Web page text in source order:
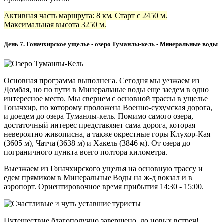
Активная часть маршрута: 8 км. Старт с 2450 м.
Максимальная высота 3250 м.
День 7. Гоначхирское ущелье - озеро Туманлы-кель - Минеральные воды
Основная программа выполнена. Сегодня мы уезжаем из
Домбая, но по пути в Минеральные воды еще заедем в одно
интересное место. Мы свернем с основной трассы в ущелье
Гоначхир, по которому проложена Военно-сухумская дорога,
и доедем до озера Туманлы-кель. Помимо самого озера,
достаточный интерес представляет сама дорога, которая
невероятно живописна, а также окрестные горы Клухор-Кая
(3605 м), Чатча (3638 м) и Хакель (3846 м). От озера до
пограничного пункта всего полтора километра.
Выезжаем из Гоначхирского ущелья на основную трассу и
едем прямиком в Минеральные Воды на ж-д вокзал и в
аэропорт. Ориентировочное время прибытия 14:30 - 15:00.
Путешествие благополучно завершено, до новых встреч!